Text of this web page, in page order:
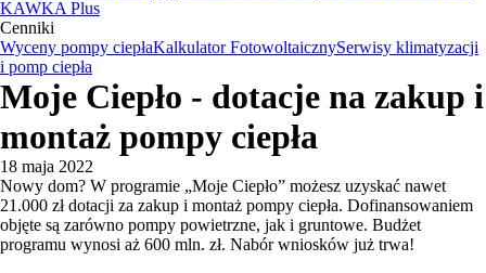
KAWKA Plus
Cenniki
Wyceny pompy ciepłaKalkulator FotowoltaicznySerwisy klimatyzacji
i pomp ciepła
Moje Ciepło - dotacje na zakup i
montaż pompy ciepła
18 maja 2022
Nowy dom? W programie „Moje Ciepło” możesz uzyskać nawet
21.000 zł dotacji za zakup i montaż pompy ciepła. Dofinansowaniem
objęte są zarówno pompy powietrzne, jak i gruntowe. Budżet
programu wynosi aż 600 mln. zł. Nabór wniosków już trwa!